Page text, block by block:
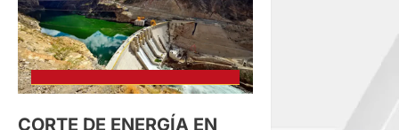
CORTE DE ENERGÍA EN